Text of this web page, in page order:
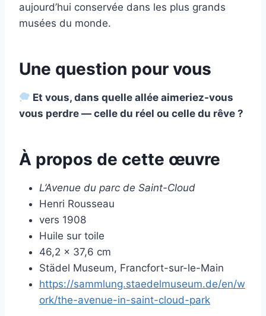
aujourd’hui conservée dans les plus grands
musées du monde.
Une question pour vous
Et vous, dans quelle allée aimeriez-vous
vous perdre — celle du réel ou celle du rêve ?
À propos de cette œuvre
L’Avenue du parc de Saint-Cloud
Henri Rousseau
vers 1908
Huile sur toile
46,2 × 37,6 cm
Städel Museum, Francfort-sur-le-Main
https://sammlung.staedelmuseum.de/en/w
ork/the-avenue-in-saint-cloud-park